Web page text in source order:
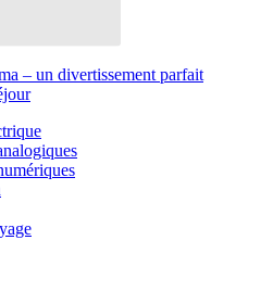
– un divertissement parfait